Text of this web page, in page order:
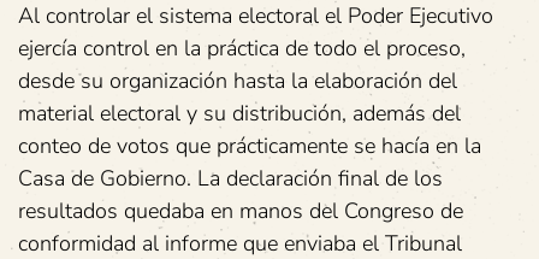
Al controlar el sistema electoral el Poder Ejecutivo
ejercía control en la práctica de todo el proceso,
desde su organización hasta la elaboración del
material electoral y su distribución, además del
conteo de votos que prácticamente se hacía en la
Casa de Gobierno. La declaración final de los
resultados quedaba en manos del Congreso de
conformidad al informe que enviaba el Tribunal